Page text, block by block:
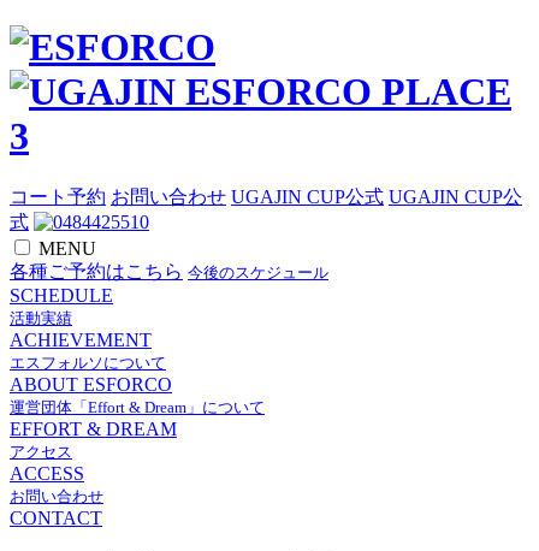
コート予約 お問い合わせ UGAJIN CUP公式 UGAJIN CUP公
式
MENU
各種ご予約はこちら 今後のスケジュール
SCHEDULE
活動実績
ACHIEVEMENT
エスフォルソについて
ABOUT ESFORCO
運営団体「Effort & Dream」について
EFFORT & DREAM
アクセス
ACCESS
お問い合わせ
CONTACT